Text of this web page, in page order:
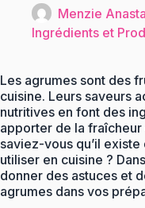
Menzie
Ingrédients et
Les agrumes sont des
cuisine. Leurs saveurs
nutritives en font des
apporter de la fraîcheur
saviez-vous qu’il
utiliser en cuisine ?
donner des astuces et
agrumes dans vos